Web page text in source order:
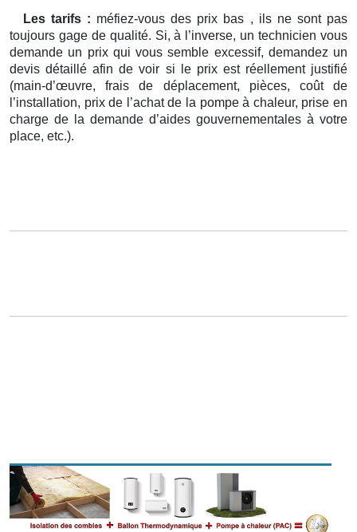
Les tarifs : méfiez-vous des prix bas , ils ne sont pas
toujours gage de qualité. Si, à l’inverse, un technicien vous
demande un prix qui vous semble excessif, demandez un
devis détaillé afin de voir si le prix est réellement justifié
(main-d’œuvre, frais de déplacement, pièces, coût de
l’installation, prix de l’achat de la pompe à chaleur, prise en
charge de la demande d’aides gouvernementales à votre
place, etc.).